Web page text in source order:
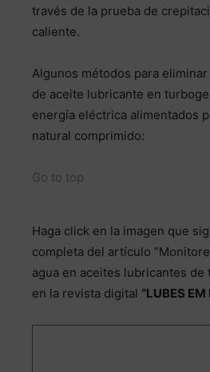
través de la prueba de
caliente.
Algunos métodos para eliminar
de aceite lubricante en
energía eléctrica alimentados
natural comprimido:
Go to top
Haga click en la imagen que
completa del artículo
agua en aceites lubricantes de
en la revista digital “LUBES